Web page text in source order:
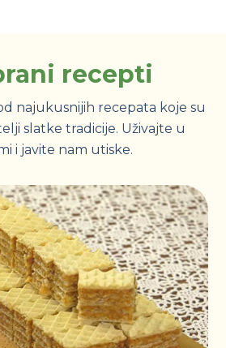
recepti
najukusnijih recepata koje su
slatke tradicije. Uživajte u
i javite nam utiske.